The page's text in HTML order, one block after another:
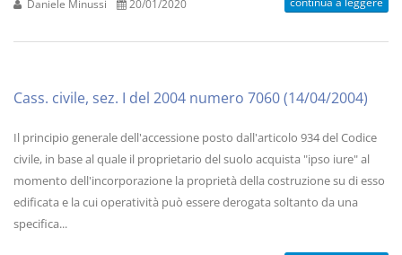
Daniele Minussi 20/01/2020
Cass. civile, sez. I del 2004 numero 7060 (14/04/2004)
Il principio generale dell'accessione posto dall'articolo 934 del Codice
civile, in base al quale il proprietario del suolo acquista "ipso iure" al
momento dell'incorporazione la proprietà della costruzione su di esso
edificata e la cui operatività può essere derogata soltanto da una
specifica...